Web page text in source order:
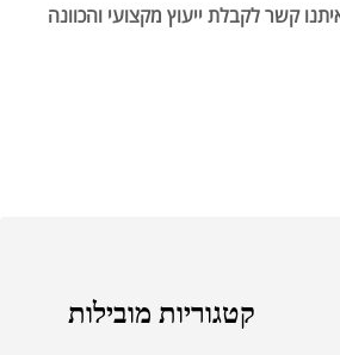
קשר לקבלת ייעוץ מקצועי והכוונה
קטגוריות מובילות